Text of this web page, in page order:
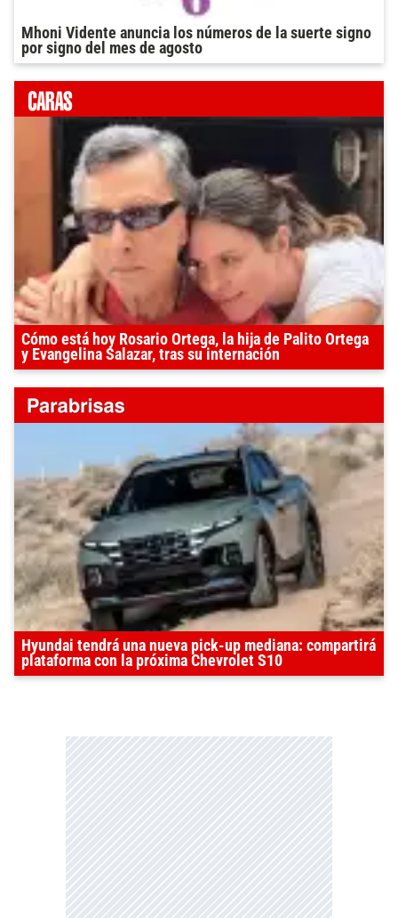
Mhoni Vidente anuncia los números de la suerte signo
por signo del mes de agosto
Cómo está hoy Rosario Ortega, la hija de Palito Ortega
y Evangelina Salazar, tras su internación
Hyundai tendrá una nueva pick-up mediana: compartirá
plataforma con la próxima Chevrolet S10